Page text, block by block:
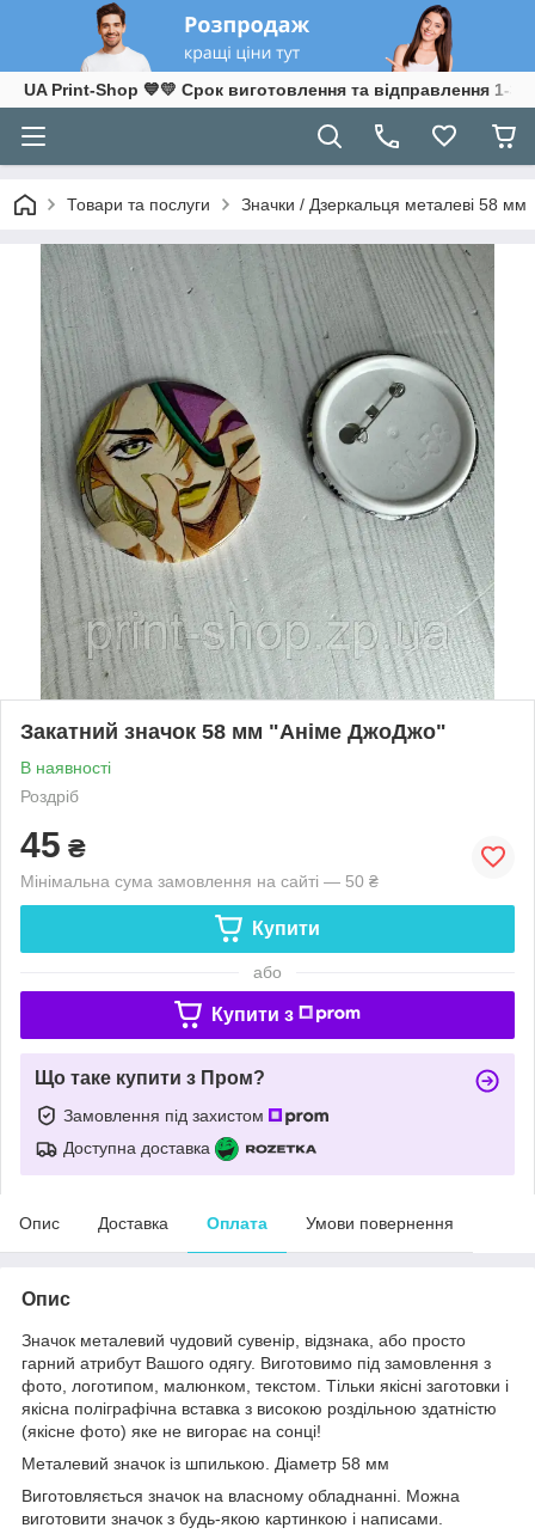
UA Print-Shop ​💙💛 Срок виготовлення та відправлення 1-3
Товари та послуги Значки / Дзеркальця металеві 58 мм
Закатний значок 58 мм "Аніме ДжоДжо"
В наявності
Роздріб
45 ₴
Мінімальна сума замовлення на сайті — 50 ₴
Купити
або
Купити з
Що таке купити з Пром?
Замовлення під захистом
Доступна доставка
Опис Доставка Оплата Умови повернення
Опис
Значок металевий чудовий сувенір, відзнака, або просто
гарний атрибут Вашого одягу. Виготовимо під замовлення з
фото, логотипом, малюнком, текстом. Тільки якісні заготовки і
якісна поліграфічна вставка з високою роздільною здатністю
(якісне фото) яке не вигорає на сонці!
Металевий значок із шпилькою. Діаметр 58 мм
Виготовляється значок на власному обладнанні. Можна
виготовити значок з будь-якою картинкою і написами.